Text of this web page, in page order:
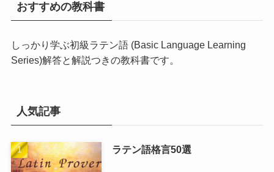
おすすめの教科書
しっかり学ぶ初級ラテン語 (Basic Language Learning
Series)解答と解説つきの教科書です。
人気記事
ラテン語格言50選